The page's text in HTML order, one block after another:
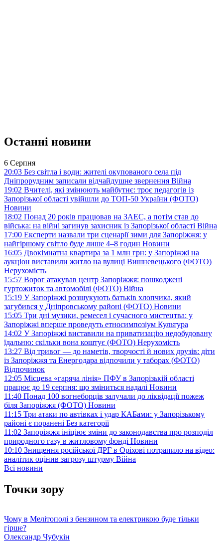
Останні новини
6 Серпня
20:03 Без світла і води: жителі окупованого села під
Дніпрорудним записали відчайдушне звернення Війна
19:02 Вчителі, які змінюють майбутнє: троє педагогів із
Запорізької області увійшли до ТОП-50 України (ФОТО)
Новини
18:02 Понад 20 років працював на ЗАЕС, а потім став до
війська: на війні загинув захисник із Запорізької області Війна
17:00 Експерти назвали три сценарії зими для Запоріжжя: у
найгіршому світло буде лише 4–8 годин Новини
16:05 Двокімнатна квартира за 1 млн грн: у Запоріжжі на
аукціон виставили житло на вулиці Вишневецького (ФОТО)
Нерухомість
15:57 Ворог атакував центр Запоріжжя: пошкоджені
гуртожиток та автомобілі (ФОТО) Війна
15:19 У Запоріжжі розшукують батьків хлопчика, який
загубився у Дніпровському районі (ФОТО) Новини
15:05 Три дні музики, ремесел і сучасного мистецтва: у
Запоріжжі вперше проведуть етносимпозіум Культура
14:02 У Запоріжжі виставили на приватизацію недобудовану
їдальню: скільки вона коштує (ФОТО) Нерухомість
13:27 Від тривог — до наметів, творчості й нових друзів: діти
із Запоріжжя та Енергодара відпочили у таборах (ФОТО)
Відпочинок
12:05 Місцева «гаряча лінія» ПФУ в Запорізькій області
працює до 19 серпня: що зміниться надалі Новини
11:40 Понад 100 вогнеборців залучали до ліквідації пожеж
біля Запоріжжя (ФОТО) Новини
11:15 Три атаки по автівках і удар КАБами: у Запорізькому
районі є поранені Без категорії
11:02 Запоріжжя ініціює зміни до законодавства про розподіл
природного газу в житловому фонді Новини
10:10 Знищення російської ДРГ в Оріхові потрапило на відео:
аналітик оцінив загрозу штурму Війна
Всі новини
Точки зору
Чому в Мелітополі з бензином та електрикою буде тільки
гірше?
Олександр Чубукін